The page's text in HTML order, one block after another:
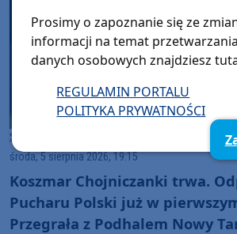
Sport
środa, 5 sierpnia 2026, 19:15
Koszmar Chojniczanki trwa.
Pucharu Polski już w
Przegrała z Podhalem Nowy
Prosimy o zapoznanie się ze
informacji na temat
danych osobowych znajdziesz
REGULAMIN PORTALU
POLITYKA PRYWATNOŚCI